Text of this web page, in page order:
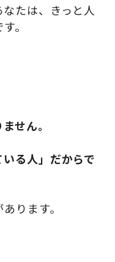
たは、きっと人
。
せん。
いる人」だからで
ります。